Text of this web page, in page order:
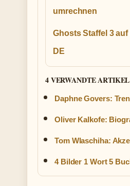
umrechnen
Ghosts Staffel 3
DE
4 VERWANDTE ARTIKEL
Daphne Govers:
Oliver Kalkofe:
Tom Wlaschiha:
4 Bilder 1 Wort 5